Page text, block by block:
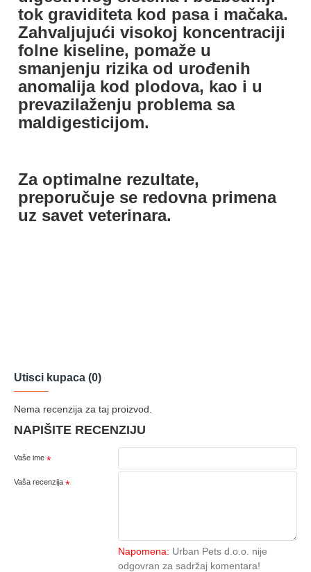
tok graviditeta kod pasa i mačaka.
Zahvaljujući visokoj koncentraciji
folne kiseline, pomaže u
smanjenju rizika od urođenih
anomalija kod plodova, kao i u
prevazilaženju problema sa
maldigesticijom.
Za optimalne rezultate,
preporučuje se redovna primena
uz savet veterinara.
Utisci kupaca (0)
Nema recenzija za taj proizvod.
NAPIŠITE RECENZIJU
Vaše ime
Vaša recenzija
Napomena: Urban Pets d.o.o. nije
odgovran za sadržaj komentara!